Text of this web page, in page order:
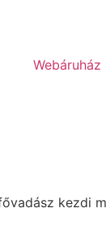
Webáruház
kezdi